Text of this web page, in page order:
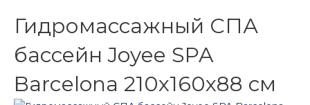
Гидромассажный СПА
бассейн Joyee SPA
Barcelona 210х160х88 см